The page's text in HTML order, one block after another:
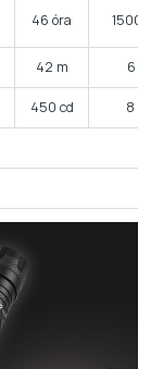
46 óra 1500
42 m 6 m
450 cd 8 cd